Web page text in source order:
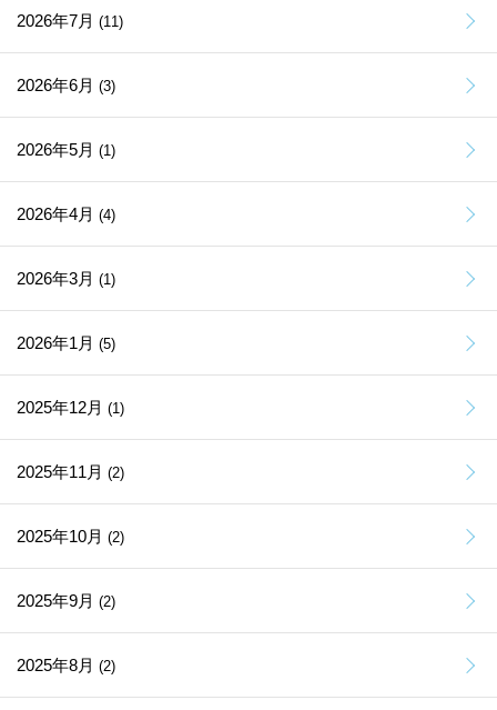
2026年7月 (11)
2026年6月 (3)
2026年5月 (1)
2026年4月 (4)
2026年3月 (1)
2026年1月 (5)
2025年12月 (1)
2025年11月 (2)
2025年10月 (2)
2025年9月 (2)
2025年8月 (2)